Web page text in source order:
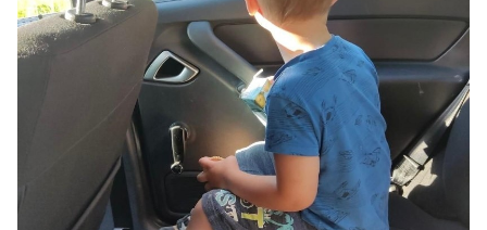
Звезды
Выборы
Скачай
Metro